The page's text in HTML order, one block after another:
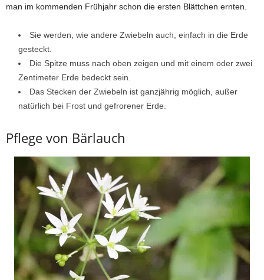
man im kommenden Frühjahr schon die ersten Blättchen ernten.
Sie werden, wie andere Zwiebeln auch, einfach in die Erde
gesteckt.
Die Spitze muss nach oben zeigen und mit einem oder zwei
Zentimeter Erde bedeckt sein.
Das Stecken der Zwiebeln ist ganzjährig möglich, außer
natürlich bei Frost und gefrorener Erde.
Pflege von Bärlauch